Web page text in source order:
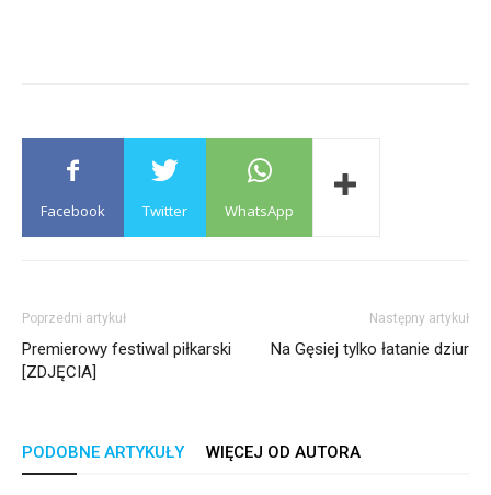
Facebook Twitter WhatsApp
Poprzedni artykuł
Premierowy festiwal piłkarski
[ZDJĘCIA]
Następny artykuł
Na Gęsiej tylko łatanie dziur
PODOBNE ARTYKUŁY WIĘCEJ OD AUTORA